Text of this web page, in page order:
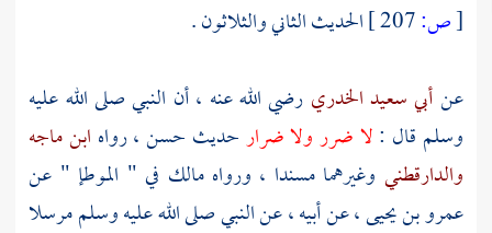
[ص:
الحديث الثاني والثلاثون .
عنأبي سعيد الخدري رضي الله عنه ، أن النبي صلى الله عليه
وسلم قال :لا ضرر ولا ضرارحديث حسن ، رواه ابن ماجه
والدارقطني وغيرهما مسندا ، ورواهمالك في " الموطإ " عن
عمرو بن يحيى، عن أبيه ، عن النبي صلى الله عليه وسلم مرسلا